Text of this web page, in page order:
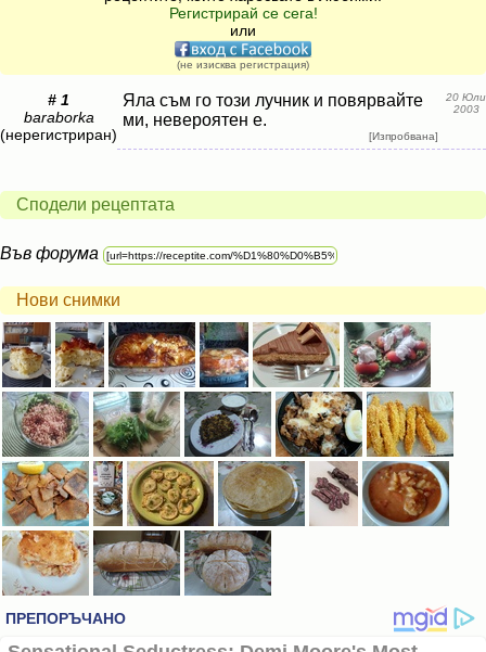
Регистрирай се сега!
или
(не изисква регистрация)
# 1
baraborka
(нерегистриран)
Яла съм го този лучник и повярвайте
ми, невероятен е.
[Изпробвана]
20 Юли
2003
Сподели рецептата
Във форума
Нови снимки